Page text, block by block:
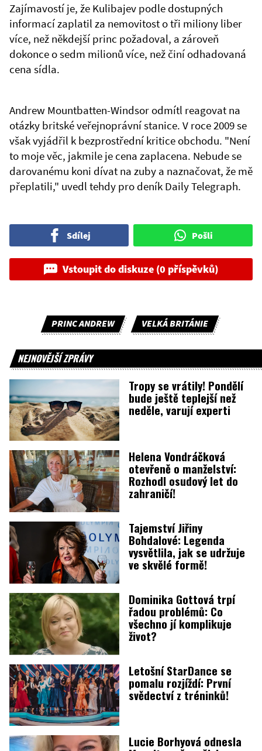
Zajímavostí je, že Kulibajev podle dostupných
informací zaplatil za nemovitost o tři miliony liber
více, než někdejší princ požadoval, a zároveň
dokonce o sedm milionů více, než činí odhadovaná
cena sídla.
Andrew Mountbatten-Windsor odmítl reagovat na
otázky britské veřejnoprávní stanice. V roce 2009 se
však vyjádřil k bezprostřední kritice obchodu. "Není
to moje věc, jakmile je cena zaplacena. Nebude se
darovanému koni dívat na zuby a naznačovat, že mě
přeplatili," uvedl tehdy pro deník Daily Telegraph.
Sdílej Pošli
Vstoupit do diskuze (0 příspěvků)
PRINC ANDREW VELKÁ BRITÁNIE
NEJNOVĚJŠÍ ZPRÁVY
Tropy se vrátily! Pondělí
bude ještě teplejší než
neděle, varují experti
Helena Vondráčková
otevřeně o manželství:
Rozhodl osudový let do
zahraničí!
Tajemství Jiřiny
Bohdalové: Legenda
vysvětlila, jak se udržuje
ve skvělé formě!
Dominika Gottová trpí
řadou problémů: Co
všechno jí komplikuje
život?
Letošní StarDance se
pomalu rozjíždí: První
svědectví z tréninků!
Lucie Borhyová odnesla